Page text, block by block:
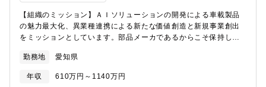
【組織のミッション】ＡＩソリューションの開発による車載製品
の魅力最大化、異業種連携による新たな価値創造と新規事業創出
をミッションとしています。部品メーカであるからこそ保持して
困りごとを解決できるようなサービス開発を進めています。【募
集背景】競争の激しい領域で他社に負けない製品をつくり上げる
ためには、技術をもったメンバーの拡充と、開発の効率化が急務
勤務地 愛知県
年収 610万円～1140万円